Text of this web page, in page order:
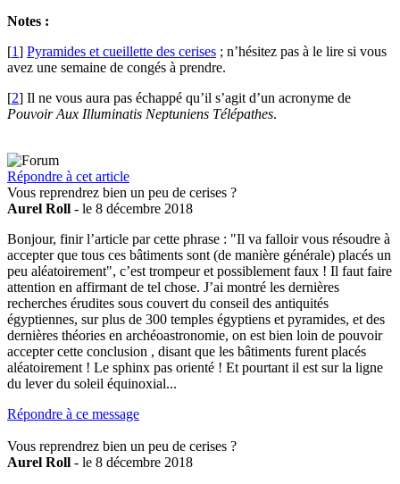
Notes :
[1] Pyramides et cueillette des cerises ; n’hésitez pas à le lire si vous
avez une semaine de congés à prendre.
[2] Il ne vous aura pas échappé qu’il s’agit d’un acronyme de
Pouvoir Aux Illuminatis Neptuniens Télépathes.
Répondre à cet article
Vous reprendrez bien un peu de cerises ?
Aurel Roll - le 8 décembre 2018
Bonjour, finir l’article par cette phrase : "Il va falloir vous résoudre à
accepter que tous ces bâtiments sont (de manière générale) placés un
peu aléatoirement", c’est trompeur et possiblement faux ! Il faut faire
attention en affirmant de tel chose. J’ai montré les dernières
recherches érudites sous couvert du conseil des antiquités
égyptiennes, sur plus de 300 temples égyptiens et pyramides, et des
dernières théories en archéoastronomie, on est bien loin de pouvoir
accepter cette conclusion , disant que les bâtiments furent placés
aléatoirement ! Le sphinx pas orienté ! Et pourtant il est sur la ligne
du lever du soleil équinoxial...
Répondre à ce message
Vous reprendrez bien un peu de cerises ?
Aurel Roll - le 8 décembre 2018